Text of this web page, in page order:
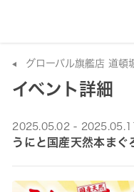
グローバル旗艦店 道頓
イベント詳細
2025.05.02 - 2025.05.11
うにと国産天然本まぐ